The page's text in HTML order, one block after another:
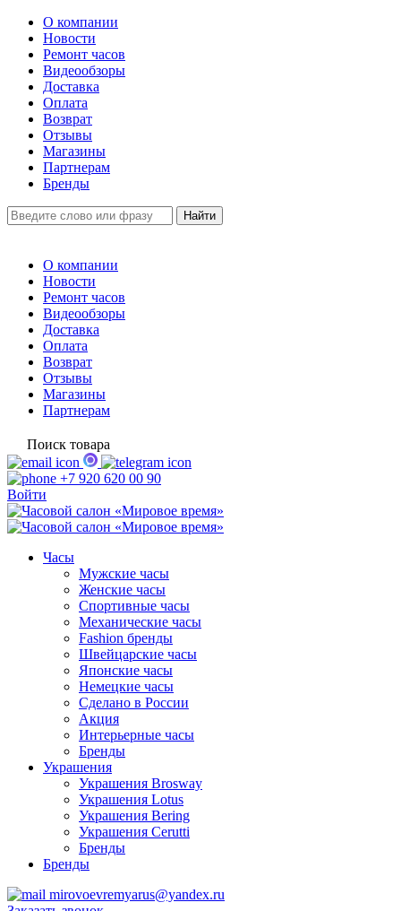
О компании
Новости
Ремонт часов
Видеообзоры
Доставка
Оплата
Возврат
Отзывы
Магазины
Партнерам
Бренды
О компании
Новости
Ремонт часов
Видеообзоры
Доставка
Оплата
Возврат
Отзывы
Магазины
Партнерам
Поиск товара
+7 920 620 00 90
Войти
Часы
Мужские часы
Женские часы
Спортивные часы
Механические часы
Fashion бренды
Швейцарские часы
Японские часы
Немецкие часы
Сделано в России
Акция
Интерьерные часы
Бренды
Украшения
Украшения Brosway
Украшения Lotus
Украшения Bering
Украшения Cerutti
Бренды
Бренды
mirovoevremyarus@yandex.ru